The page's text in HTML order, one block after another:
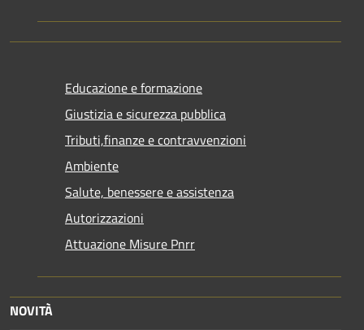
Educazione e formazione
Giustizia e sicurezza pubblica
Tributi,finanze e contravvenzioni
Ambiente
Salute, benessere e assistenza
Autorizzazioni
Attuazione Misure Pnrr
NOVITÀ